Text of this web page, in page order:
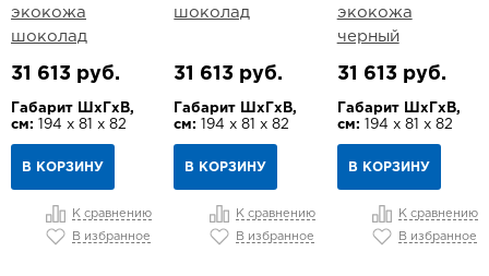
экокожа
шоколад
31 613 руб.
Габарит ШхГхВ,
см: 194 х 81 х 82
В КОРЗИНУ
К сравнению
В избранное
шоколад
31 613 руб.
Габарит ШхГхВ,
см:
194 х 81 х 82
В КОРЗИНУ
К сравнению
В избранное
экокожа
черный
31 613 руб.
Габарит ШхГхВ,
см: 194 х 81 х 82
В КОРЗИНУ
К сравнению
В избранное